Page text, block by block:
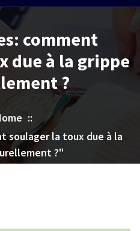
comment
due à la grippe
?
::
soulager la toux due à la
?"